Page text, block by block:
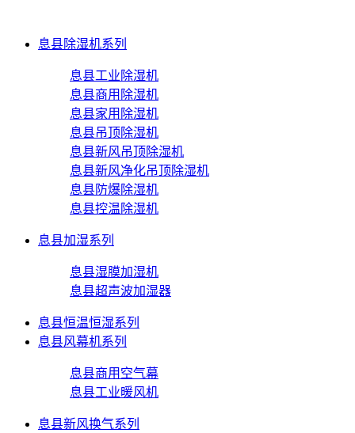
息县除湿机系列
息县工业除湿机
息县商用除湿机
息县家用除湿机
息县吊顶除湿机
息县新风吊顶除湿机
息县新风净化吊顶除湿机
息县防爆除湿机
息县控温除湿机
息县加湿系列
息县湿膜加湿机
息县超声波加湿器
息县恒温恒湿系列
息县风幕机系列
息县商用空气幕
息县工业暖风机
息县新风换气系列